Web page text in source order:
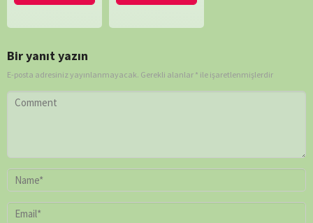
Bir yanıt yazın
E-posta adresiniz yayınlanmayacak. Gerekli alanlar * ile işaretlenmişlerdir